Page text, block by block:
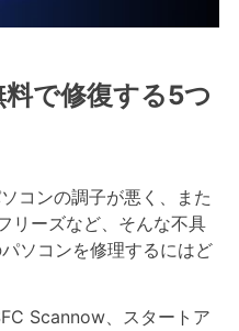
で修復する5つ
コンの調子が悪く、また
リーズなど、そんな不具
ソコンを修理するにはど
Scannow、スタートア